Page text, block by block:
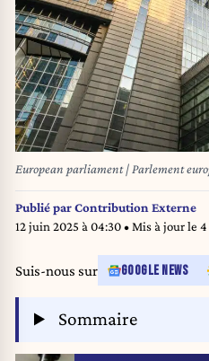
European parliament | Parlement
Publié parContribution Externe
12 juin 2025 à 04:30• Mis à jour le 4
Suis-nous sur GOOGLE NEWS
Sommaire